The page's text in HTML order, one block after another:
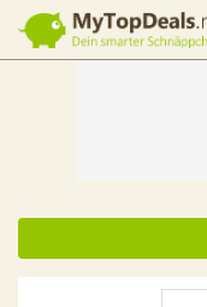
Dein smarter Schnäppchenberater